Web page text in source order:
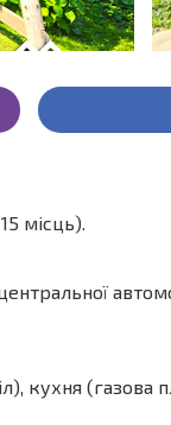
місць).
кухня